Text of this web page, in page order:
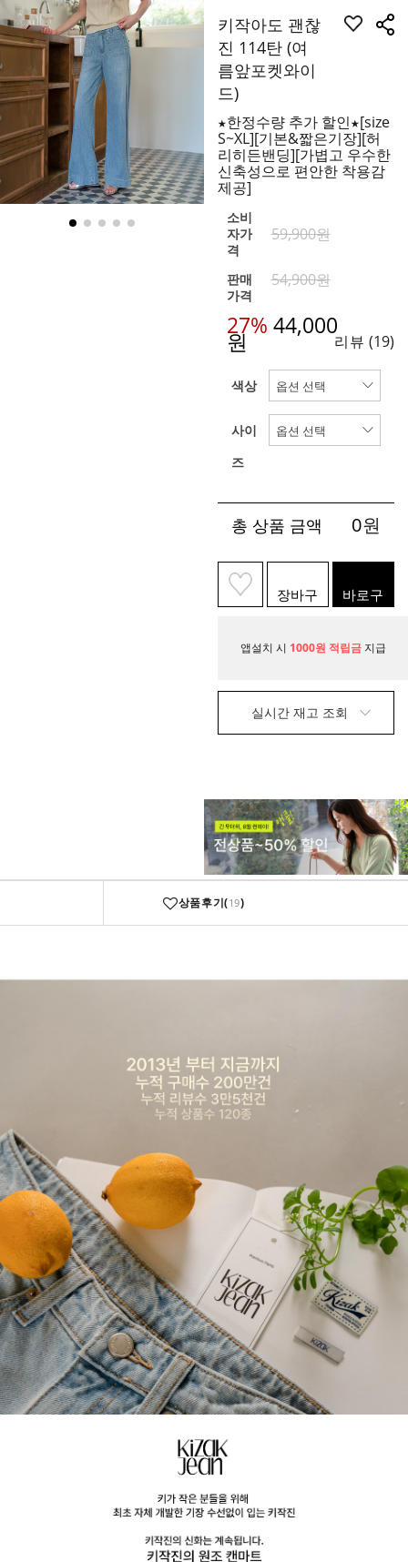
키작아도 괜찮
진 114탄 (여
름앞포켓와이
드)
★한정수량 추가 할인★[size
S~XL][기본&짧은기장][허
리히든밴딩][가볍고 우수한
신축성으로 편안한 착용감
제공]
소비
자가
격
59,900원
판매
가격
54,900원
27% 44,000
원 리뷰 (19)
색상
사이
즈
총 상품 금액 0원
장바구
니
바로구
매
앱설치 시 1000원 적립금 지급
실시간 재고 조회
상품후기(19)